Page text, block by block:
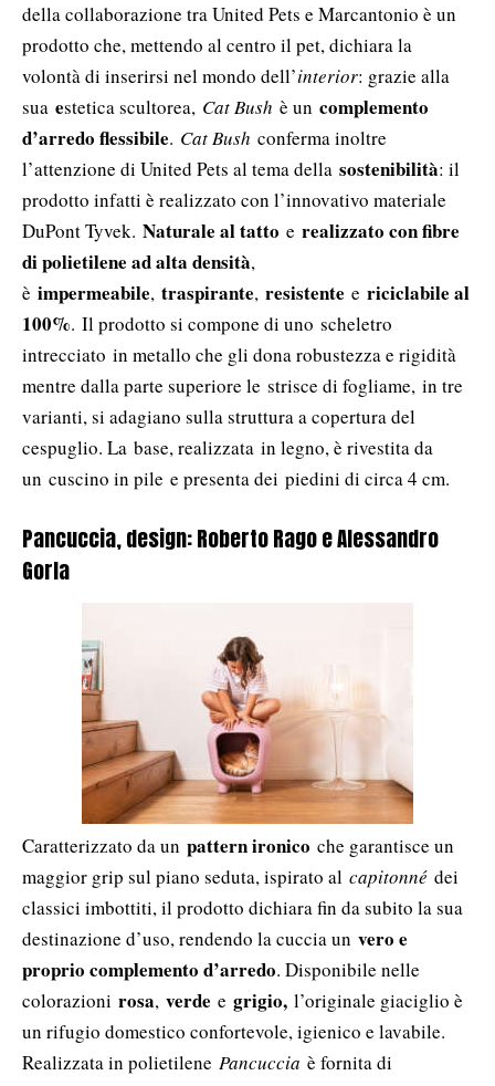
della collaborazione tra United Pets e Marcantonio è un
prodotto che, mettendo al centro il pet, dichiara la
volontà di inserirsi nel mondo dell’interior: grazie alla
sua estetica scultorea, Cat Bush è un complemento
d’arredo flessibile. Cat Bush conferma inoltre
l’attenzione di United Pets al tema della sostenibilità: il
prodotto infatti è realizzato con l’innovativo materiale
DuPont Tyvek. Naturale al tatto e realizzato con fibre
di polietilene ad alta densità,
è impermeabile, traspirante, resistente e riciclabile al
100%. Il prodotto si compone di uno scheletro
intrecciato in metallo che gli dona robustezza e rigidità
mentre dalla parte superiore le strisce di fogliame, in tre
varianti, si adagiano sulla struttura a copertura del
cespuglio. La base, realizzata in legno, è rivestita da
un cuscino in pile e presenta dei piedini di circa 4 cm.
Pancuccia, design: Roberto Rago e Alessandro
Gorla
Caratterizzato da un pattern ironico che garantisce un
maggior grip sul piano seduta, ispirato al capitonné dei
classici imbottiti, il prodotto dichiara fin da subito la sua
destinazione d’uso, rendendo la cuccia un vero e
proprio complemento d’arredo. Disponibile nelle
colorazioni rosa, verde e grigio, l’originale giaciglio è
un rifugio domestico confortevole, igienico e lavabile.
Realizzata in polietilene Pancuccia è fornita di